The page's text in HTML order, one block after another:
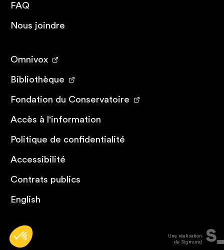
FAQ
Nous joindre
Omnivox
Bibliothèque
Fondation du Conservatoire
Accès à l'information
Politique de confidentialité
Accessibilité
Contrats publics
English
Une réalisation
de Sigmund